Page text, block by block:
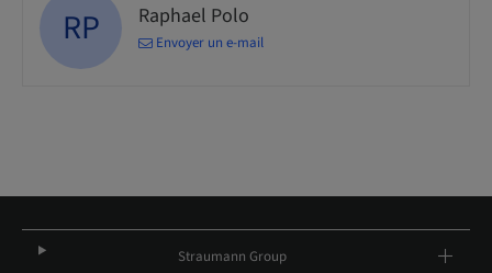
RP Raphael Polo
Envoyer un e-mail
Straumann Group